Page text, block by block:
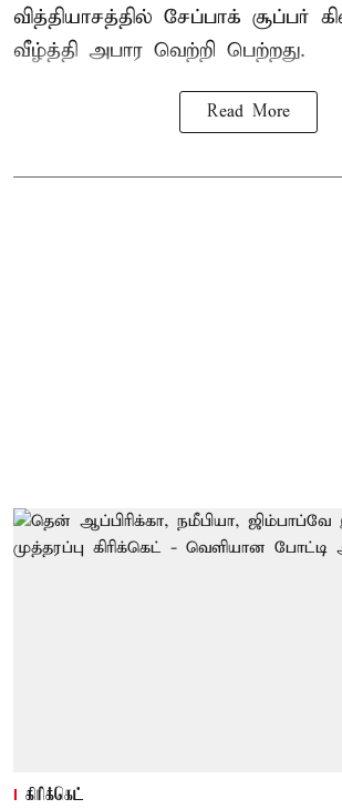
வித்தியாசத்தில் சேப்பாக் சூப்பர்
வீழ்த்தி அபார வெற்றி பெற்றது.
Read More
கிரிக்கெட்